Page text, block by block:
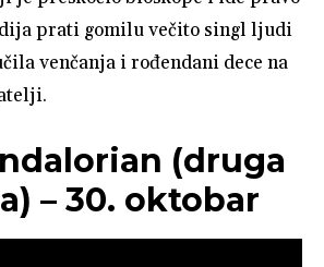
prati gomilu večito singl ljudi
venčanja i rođendani dece na
(druga
– 30. oktobar